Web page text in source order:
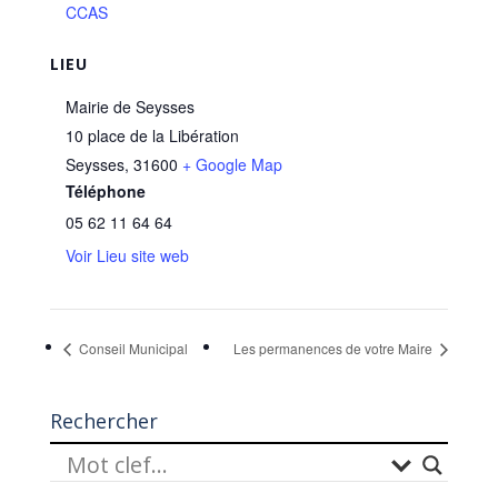
CCAS
LIEU
Mairie de Seysses
10 place de la Libération
Seysses, 31600 + Google Map
Téléphone
05 62 11 64 64
Voir Lieu site web
Conseil Municipal Les permanences de votre Maire
Rechercher